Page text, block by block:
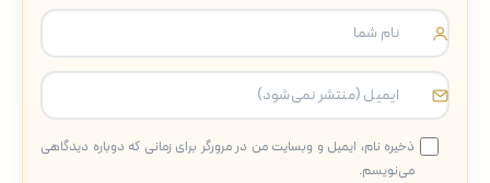
ذخیره نام، ایمیل و وبسایت من در مرورگر برای زمانی که دوباره دیدگاهی
می‌نویسم.